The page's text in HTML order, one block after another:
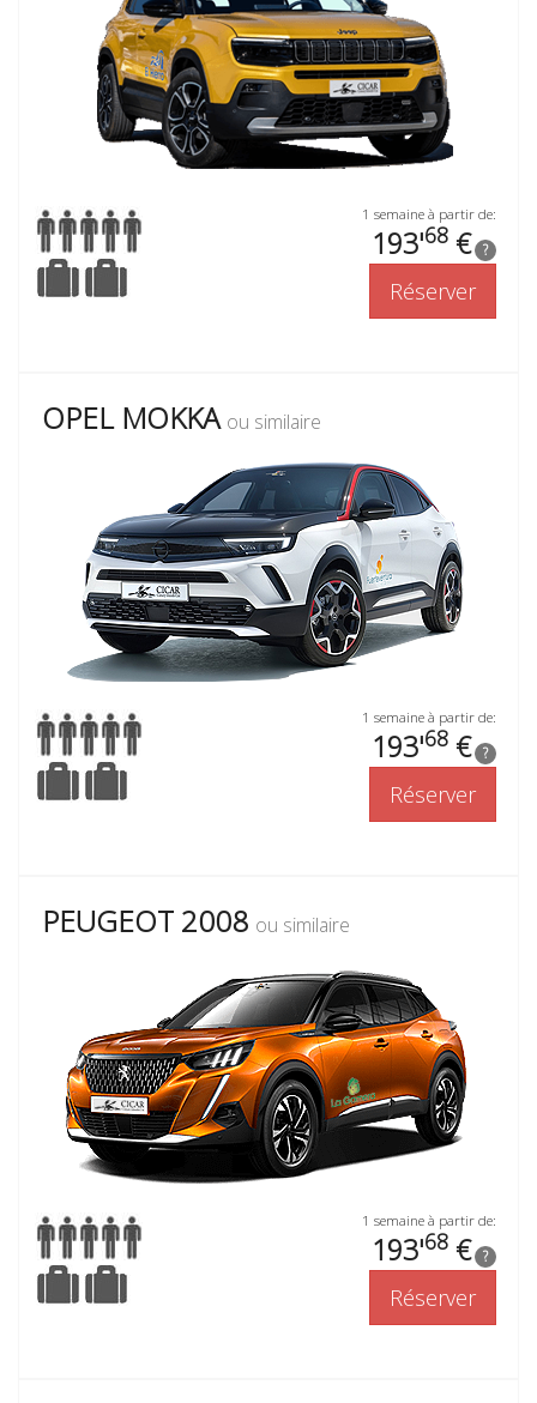
1 semaine à partir de:
193'68 € ?
Réserver
OPEL MOKKA ou similaire
1 semaine à partir de:
193'68 € ?
Réserver
PEUGEOT 2008 ou similaire
1 semaine à partir de:
193'68 € ?
Réserver